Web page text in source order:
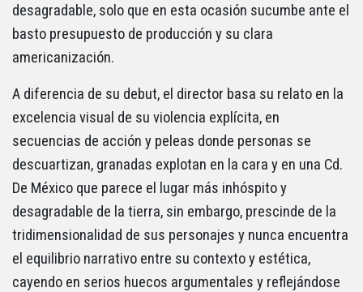
desagradable, solo que en esta ocasión sucumbe ante el
basto presupuesto de producción y su clara
americanización.
A diferencia de su debut, el director basa su relato en la
excelencia visual de su violencia explícita, en
secuencias de acción y peleas donde personas se
descuartizan, granadas explotan en la cara y en una Cd.
De México que parece el lugar más inhóspito y
desagradable de la tierra, sin embargo, prescinde de la
tridimensionalidad de sus personajes y nunca encuentra
el equilibrio narrativo entre su contexto y estética,
cayendo en serios huecos argumentales y reflejándose